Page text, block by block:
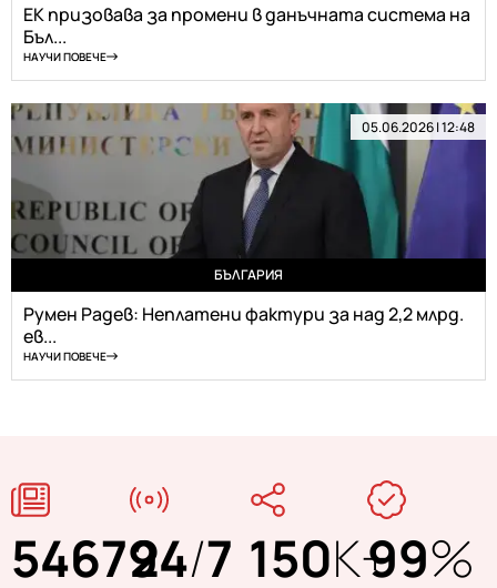
ЕК призовава за промени в данъчната система на
Бъл...
НАУЧИ ПОВЕЧЕ
05.06.2026 | 12:48
БЪЛГАРИЯ
Румен Радев: Неплатени фактури за над 2,2 млрд.
ев...
НАУЧИ ПОВЕЧЕ
5467924/7 150K+99%